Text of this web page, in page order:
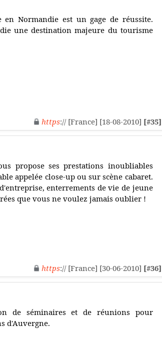
Normandie est un gage de réussite.
une destination majeure du tourisme
https:// [France] [18-08-2010] [#35]
propose ses prestations inoubliables
appelée close-up ou sur scène cabaret.
enterrements de vie de jeune
que vous ne voulez jamais oublier !
https:// [France] [30-06-2010] [#36]
de séminaires et de réunions pour
d'Auvergne.